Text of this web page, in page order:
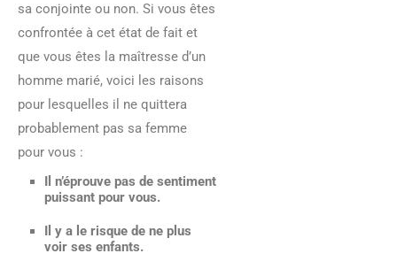
sa conjointe ou non. Si vous êtes
confrontée à cet état de fait et
que vous êtes la maîtresse d’un
homme marié, voici les raisons
pour lesquelles il ne quittera
probablement pas sa femme
pour vous :
Il n’éprouve pas de sentiment
puissant pour vous.
Il y a le risque de ne plus
voir ses enfants.